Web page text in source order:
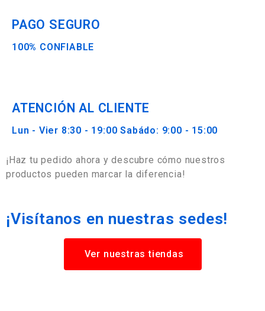
PAGO SEGURO
100% CONFIABLE
ATENCIÓN AL CLIENTE
Lun - Vier 8:30 - 19:00 Sabádo: 9:00 - 15:00
¡Haz tu pedido ahora y descubre cómo nuestros
productos pueden marcar la diferencia!
¡Visítanos en nuestras sedes!
Ver nuestras tiendas